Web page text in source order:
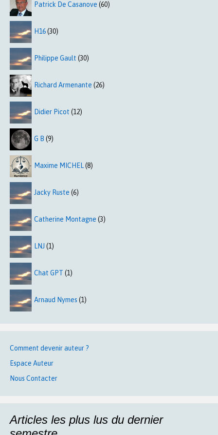
Patrick De Casanove (60)
H16(30)
Philippe Gault (30)
Richard Armenante (26)
Didier Picot (12)
G B (9)
Maxime MICHEL(8)
Jacky Ruste (6)
Catherine Montagne (3)
LNJ (1)
Chat GPT (1)
Arnaud Nymes (1)
Comment devenir auteur ?
Espace Auteur
Nous Contacter
Articles les plus lus du dernier